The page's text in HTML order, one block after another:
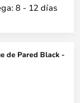
8 - 12 días
de Pared Black -